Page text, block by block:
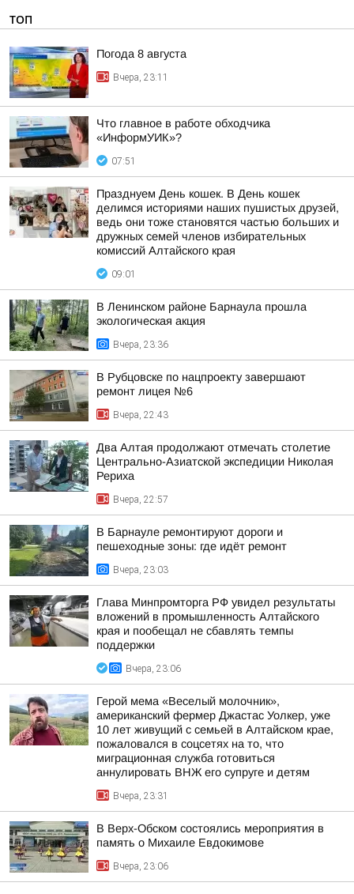
ТОП
Погода 8 августа
Вчера, 23:11
Что главное в работе обходчика
«ИнформУИК»?
07:51
Празднуем День кошек. В День кошек
делимся историями наших пушистых друзей,
ведь они тоже становятся частью больших и
дружных семей членов избирательных
комиссий Алтайского края
09:01
В Ленинском районе Барнаула прошла
экологическая акция
Вчера, 23:36
В Рубцовске по нацпроекту завершают
ремонт лицея №6
Вчера, 22:43
Два Алтая продолжают отмечать столетие
Центрально-Азиатской экспедиции Николая
Рериха
Вчера, 22:57
В Барнауле ремонтируют дороги и
пешеходные зоны: где идёт ремонт
Вчера, 23:03
Глава Минпромторга РФ увидел результаты
вложений в промышленность Алтайского
края и пообещал не сбавлять темпы
поддержки
Вчера, 23:06
Герой мема «Веселый молочник»,
американский фермер Джастас Уолкер, уже
10 лет живущий с семьей в Алтайском крае,
пожаловался в соцсетях на то, что
миграционная служба готовиться
аннулировать ВНЖ его супруге и детям
Вчера, 23:31
В Верх-Обском состоялись мероприятия в
память о Михаиле Евдокимове
Вчера, 23:06